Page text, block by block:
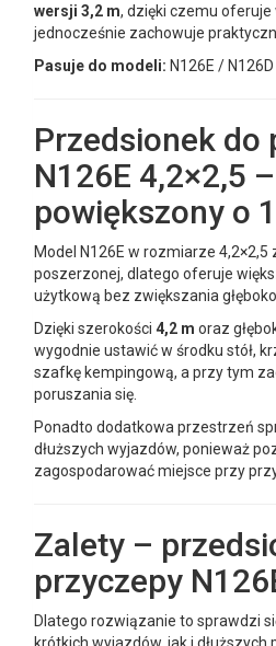
wersji 3,2 m, dzięki czemu oferuje
jednocześnie zachowuje
Pasuje do modeli: N126E /
Przedsionek do
N126E 4,2×2,5 –
powiększony o
Model N126E w rozmiarze 4,2×2,5
poszerzonej, dlatego oferuje
użytkową bez zwiększania
Dzięki szerokości 4,2 m oraz
wygodnie ustawić w środku stół,
szafkę kempingową, a przy tym
poruszania się.
Ponadto dodatkowa przestrzeń
dłuższych wyjazdów, ponieważ
zagospodarować miejsce przy
Zalety –
przyczepy
Dlatego rozwiązanie to sprawdzi